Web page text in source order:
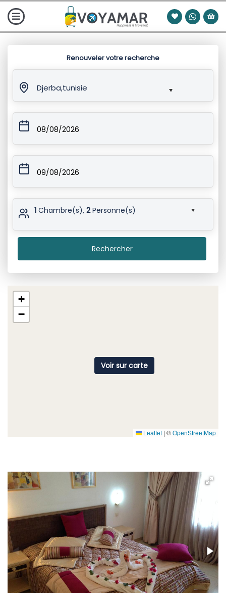
Renouveler votre recherche
Djerba,tunisie
08/08/2026
09/08/2026
1 Chambre(s),2Personne(s)
Rechercher
+
−
Leaflet | ©OpenStreetMap
Voir sur carte